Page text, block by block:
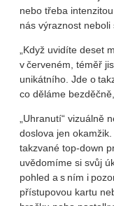
nebo třeba
nás výraznost neboli
„Když uvidíte deset
v červeném, téměř
unikátního. Jde o
co děláme
„Uhranutí“ vizuálně
doslova jen
takzvané top-down
uvědomíme si svůj
pohled a s ním i
přístupovou kartu